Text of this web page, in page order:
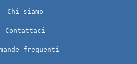
Chi siamo
Contattaci
frequenti